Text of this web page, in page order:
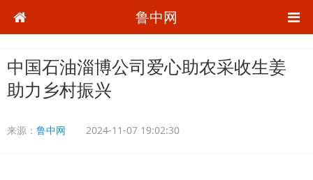
鲁中网
中国石油淄博公司爱心助农采收生姜
助力乡村振兴
来源： 鲁中网 2024-11-07 19:02:30